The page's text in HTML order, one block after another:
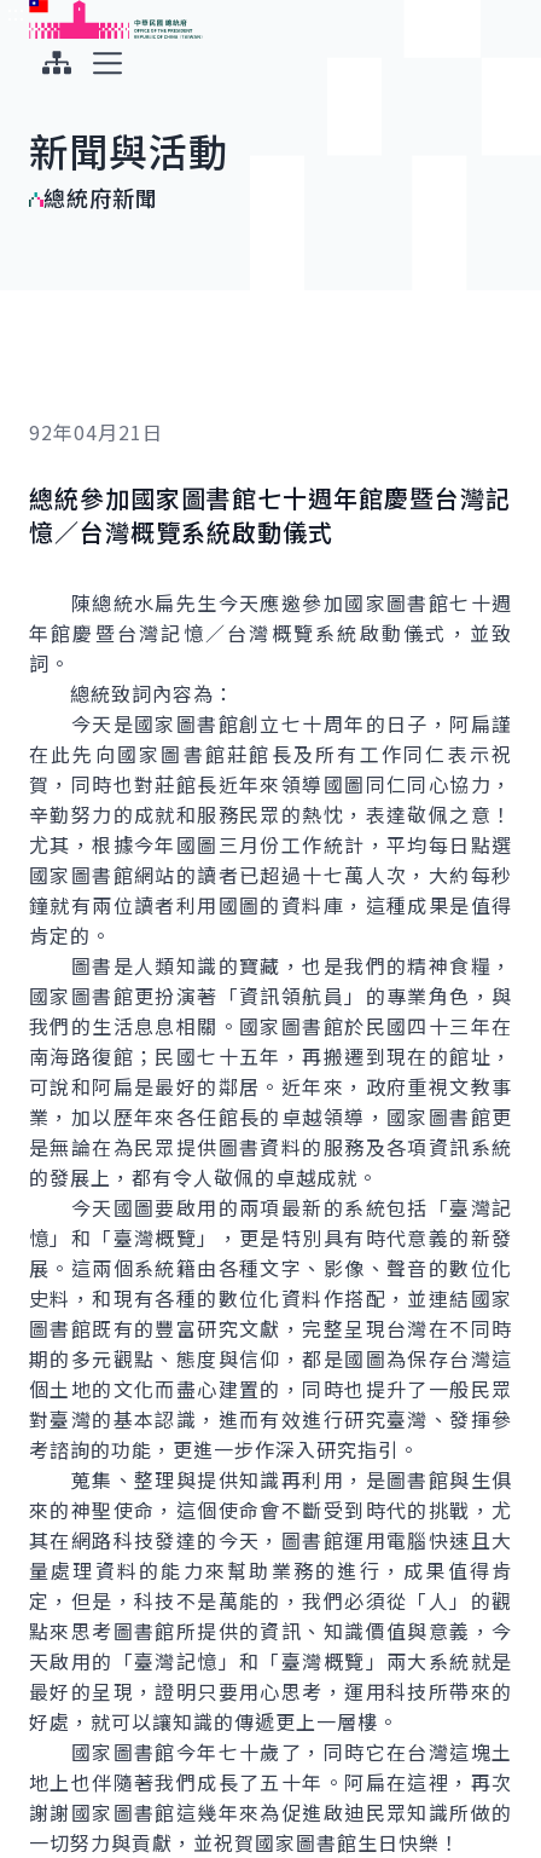
跳到主要內容
中華民國總統府
新聞與活動
總統府新聞
92年04月21日
總統參加國家圖書館七十週年館慶暨台灣記
憶／台灣概覽系統啟動儀式
陳總統水扁先生今天應邀參加國家圖書館七十週
年館慶暨台灣記憶／台灣概覽系統啟動儀式，並致
詞。
總統致詞內容為：
今天是國家圖書館創立七十周年的日子，阿扁謹
在此先向國家圖書館莊館長及所有工作同仁表示祝
賀，同時也對莊館長近年來領導國圖同仁同心協力，
辛勤努力的成就和服務民眾的熱忱，表達敬佩之意！
尤其，根據今年國圖三月份工作統計，平均每日點選
國家圖書館網站的讀者已超過十七萬人次，大約每秒
鐘就有兩位讀者利用國圖的資料庫，這種成果是值得
肯定的。
圖書是人類知識的寶藏，也是我們的精神食糧，
國家圖書館更扮演著「資訊領航員」的專業角色，與
我們的生活息息相關。國家圖書館於民國四十三年在
南海路復館；民國七十五年，再搬遷到現在的館址，
可說和阿扁是最好的鄰居。近年來，政府重視文教事
業，加以歷年來各任館長的卓越領導，國家圖書館更
是無論在為民眾提供圖書資料的服務及各項資訊系統
的發展上，都有令人敬佩的卓越成就。
今天國圖要啟用的兩項最新的系統包括「臺灣記
憶」和「臺灣概覽」，更是特別具有時代意義的新發
展。這兩個系統籍由各種文字、影像、聲音的數位化
史料，和現有各種的數位化資料作搭配，並連結國家
圖書館既有的豐富研究文獻，完整呈現台灣在不同時
期的多元觀點、態度與信仰，都是國圖為保存台灣這
個土地的文化而盡心建置的，同時也提升了一般民眾
對臺灣的基本認識，進而有效進行研究臺灣、發揮參
考諮詢的功能，更進一步作深入研究指引。
蒐集、整理與提供知識再利用，是圖書館與生俱
來的神聖使命，這個使命會不斷受到時代的挑戰，尤
其在網路科技發達的今天，圖書館運用電腦快速且大
量處理資料的能力來幫助業務的進行，成果值得肯
定，但是，科技不是萬能的，我們必須從「人」的觀
點來思考圖書館所提供的資訊、知識價值與意義，今
天啟用的「臺灣記憶」和「臺灣概覽」兩大系統就是
最好的呈現，證明只要用心思考，運用科技所帶來的
好處，就可以讓知識的傳遞更上一層樓。
國家圖書館今年七十歲了，同時它在台灣這塊土
地上也伴隨著我們成長了五十年。阿扁在這裡，再次
謝謝國家圖書館這幾年來為促進啟迪民眾知識所做的
一切努力與貢獻，並祝賀國家圖書館生日快樂！